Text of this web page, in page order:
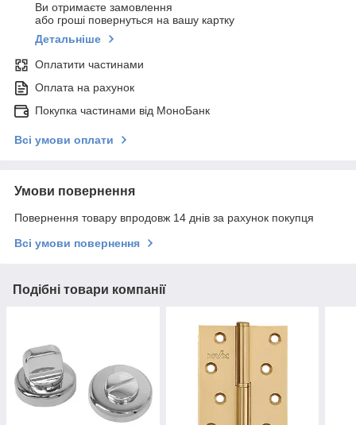
Ви отримаєте замовлення
або гроші повернуться на вашу картку
Детальніше
Оплатити частинами
Оплата на рахунок
Покупка частинами від МоноБанк
Всі умови оплати
Умови повернення
Повернення товару впродовж 14 днів за рахунок покупця
Всі умови повернення
Подібні товари компанії